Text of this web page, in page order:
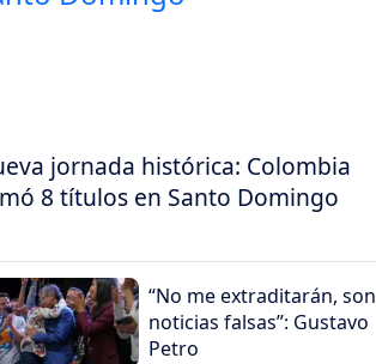
jornada histórica: Colombia
8 títulos en Santo Domingo
“No me extraditarán, son
noticias falsas”: Gustavo
Petro